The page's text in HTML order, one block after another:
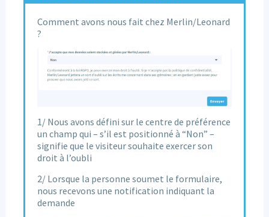
Comment avons nous fait chez Merlin/Leonard
?
1/ Nous avons défini sur le centre de préférence
un champ qui – s’il est positionné à “Non” –
signifie que le visiteur souhaite exercer son
droit à l’oubli
2/ Lorsque la personne soumet le formulaire,
nous recevons une notification indiquant la
demande